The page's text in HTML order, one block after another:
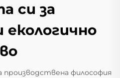
си за
философия